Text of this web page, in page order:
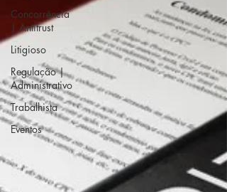
Concorrência
| Antitrust
Litigioso
Regulação |
Administrativo
Trabalhista
Eventos